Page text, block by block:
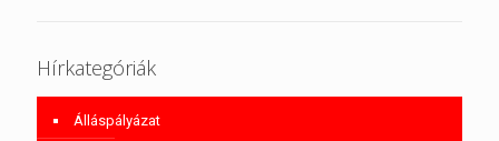
Hírkategóriák
Álláspályázat